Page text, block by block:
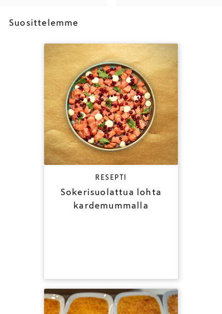
Suosittelemme
RESEPTI
Sokerisuolattua lohta
kardemummalla